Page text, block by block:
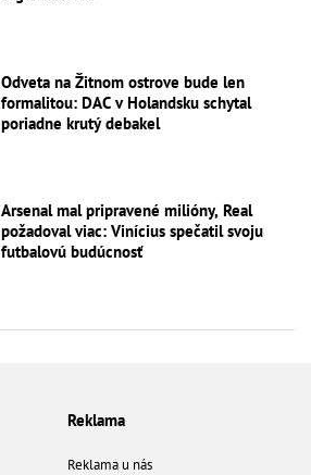
Odveta na Žitnom ostrove bude len
formalitou: DAC v Holandsku schytal
poriadne krutý debakel
Arsenal mal pripravené milióny, Real
požadoval viac: Vinícius spečatil svoju
futbalovú budúcnosť
Reklama
Reklama u nás